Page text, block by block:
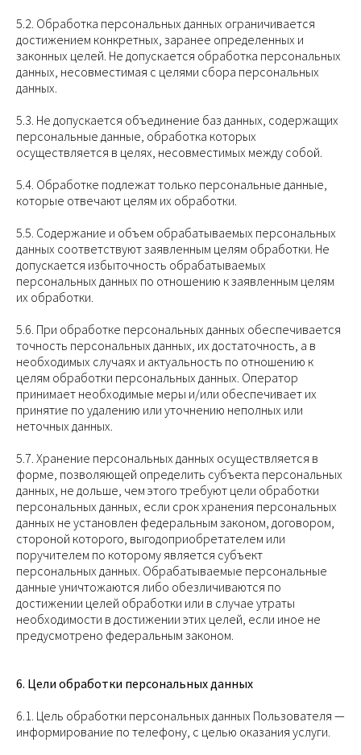
5.2. Обработка персональных данных ограничивается
достижением конкретных, заранее определенных и
законных целей. Не допускается обработка персональных
данных, несовместимая с целями сбора персональных
данных.
5.3. Не допускается объединение баз данных, содержащих
персональные данные, обработка которых
осуществляется в целях, несовместимых между собой.
5.4. Обработке подлежат только персональные данные,
которые отвечают целям их обработки.
5.5. Содержание и объем обрабатываемых персональных
данных соответствуют заявленным целям обработки. Не
допускается избыточность обрабатываемых
персональных данных по отношению к заявленным целям
их обработки.
5.6. При обработке персональных данных обеспечивается
точность персональных данных, их достаточность, а в
необходимых случаях и актуальность по отношению к
целям обработки персональных данных. Оператор
принимает необходимые меры и/или обеспечивает их
принятие по удалению или уточнению неполных или
неточных данных.
5.7. Хранение персональных данных осуществляется в
форме, позволяющей определить субъекта персональных
данных, не дольше, чем этого требуют цели обработки
персональных данных, если срок хранения персональных
данных не установлен федеральным законом, договором,
стороной которого, выгодоприобретателем или
поручителем по которому является субъект
персональных данных. Обрабатываемые персональные
данные уничтожаются либо обезличиваются по
достижении целей обработки или в случае утраты
необходимости в достижении этих целей, если иное не
предусмотрено федеральным законом.
6. Цели обработки персональных данных
6.1. Цель обработки персональных данных Пользователя —
информирование по телефону, с целью оказания услуги.